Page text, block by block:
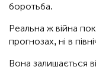
боротьба.
Реальна ж війна
прогнозах, ні в
Вона залишається